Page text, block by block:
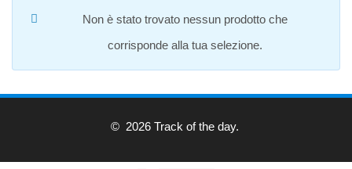
Non è stato trovato nessun prodotto che
corrisponde alla tua selezione.
© 2026 Track of the day.